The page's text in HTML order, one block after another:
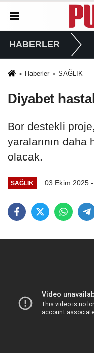
HABERLER
Haberler SAĞLIK
Diyabet
Bor destekli
yaralarının daha
olacak.
SAĞLIK 03 Ekim 2025